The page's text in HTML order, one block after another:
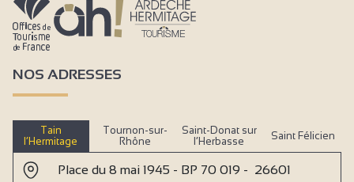
NOS ADRESSES
Tain
l’Hermitage
Tournon-sur-
Rhône
Saint-Donat sur
l’Herbasse
Saint Félicien
Place du 8 mai 1945 - BP 70 019 - 26601